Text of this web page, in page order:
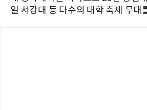
일 서강대 등 다수의 대학 축제 무대